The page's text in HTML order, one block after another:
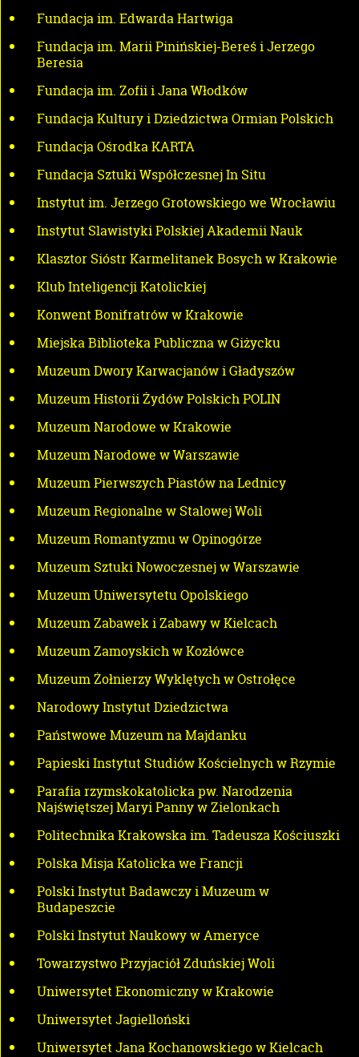
Fundacja im. Edwarda Hartwiga
Fundacja im. Marii Pinińskiej-Bereś i Jerzego
Beresia
Fundacja im. Zofii i Jana Włodków
Fundacja Kultury i Dziedzictwa Ormian Polskich
Fundacja Ośrodka KARTA
Fundacja Sztuki Współczesnej In Situ
Instytut im. Jerzego Grotowskiego we Wrocławiu
Instytut Slawistyki Polskiej Akademii Nauk
Klasztor Sióstr Karmelitanek Bosych w Krakowie
Klub Inteligencji Katolickiej
Konwent Bonifratrów w Krakowie
Miejska Biblioteka Publiczna w Giżycku
Muzeum Dwory Karwacjanów i Gładyszów
Muzeum Historii Żydów Polskich POLIN
Muzeum Narodowe w Krakowie
Muzeum Narodowe w Warszawie
Muzeum Pierwszych Piastów na Lednicy
Muzeum Regionalne w Stalowej Woli
Muzeum Romantyzmu w Opinogórze
Muzeum Sztuki Nowoczesnej w Warszawie
Muzeum Uniwersytetu Opolskiego
Muzeum Zabawek i Zabawy w Kielcach
Muzeum Zamoyskich w Kozłówce
Muzeum Żołnierzy Wyklętych w Ostrołęce
Narodowy Instytut Dziedzictwa
Państwowe Muzeum na Majdanku
Papieski Instytut Studiów Kościelnych w Rzymie
Parafia rzymskokatolicka pw. Narodzenia
Najświętszej Maryi Panny w Zielonkach
Politechnika Krakowska im. Tadeusza Kościuszki
Polska Misja Katolicka we Francji
Polski Instytut Badawczy i Muzeum w
Budapeszcie
Polski Instytut Naukowy w Ameryce
Towarzystwo Przyjaciół Zduńskiej Woli
Uniwersytet Ekonomiczny w Krakowie
Uniwersytet Jagielloński
Uniwersytet Jana Kochanowskiego w Kielcach